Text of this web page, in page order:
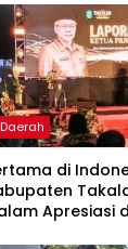
Daerah
di
Apresiasi